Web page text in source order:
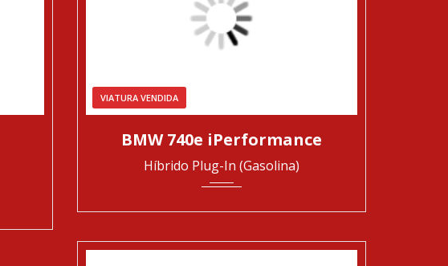
VIATURA VENDIDA
2017 Automática
BMW 740e iPerformance
Híbrido Plug-In (Gasolina)